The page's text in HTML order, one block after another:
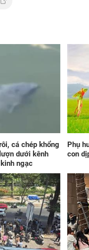
Sau hôm nay, thứ
7/8/2026, 3 con
'số hưởng', ngồi
cũng có lộc rơi
đầu, vừa tránh
họa vừa có tiền
Cuối ngày hôm
(7/8/2026), 3 con
cá chép khổng
dưới kênh
ngạc
Phụ
con